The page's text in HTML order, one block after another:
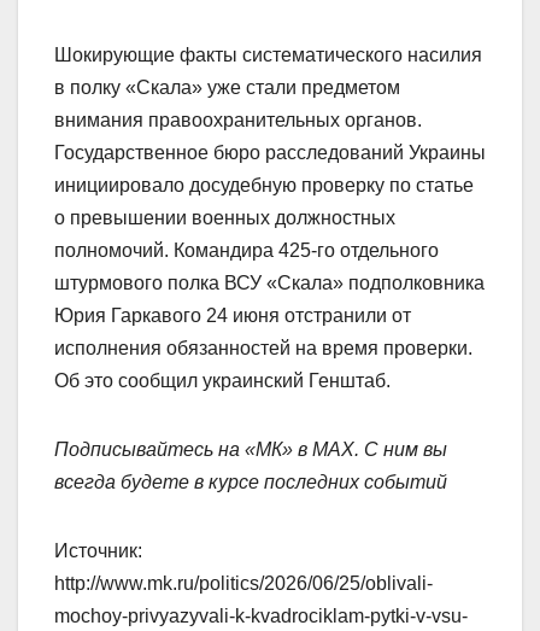
Шокирующие факты систематического насилия
в полку «Скала» уже стали предметом
внимания правоохранительных органов.
Государственное бюро расследований Украины
инициировало досудебную проверку по статье
о превышении военных должностных
полномочий. Командира 425-го отдельного
штурмового полка ВСУ «Скала» подполковника
Юрия Гаркавого 24 июня отстранили от
исполнения обязанностей на время проверки.
Об это сообщил украинский Генштаб.
Подписывайтесь на «МК» в MAX. С ним вы
всегда будете в курсе последних событий
Источник:
http://www.mk.ru/politics/2026/06/25/oblivali-
mochoy-privyazyvali-k-kvadrociklam-pytki-v-vsu-